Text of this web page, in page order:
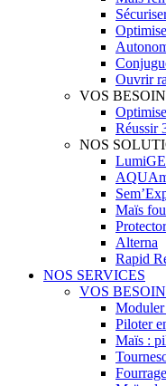
Ouvrir
VOS
Réussir
NOS
Maïs
Protector
Alterna
Rapid
NOS SERVICES
VOS
Moduler
Piloter
Maïs :